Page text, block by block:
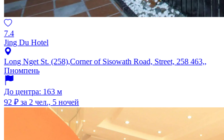
7.4
Jing Du Hotel
Long Nget St. (258),Corner of Sisowath Road, Street, 258 463,,
Пномпень
До центра: 163 м
92 ₽ за 2 чел., 5 ночей